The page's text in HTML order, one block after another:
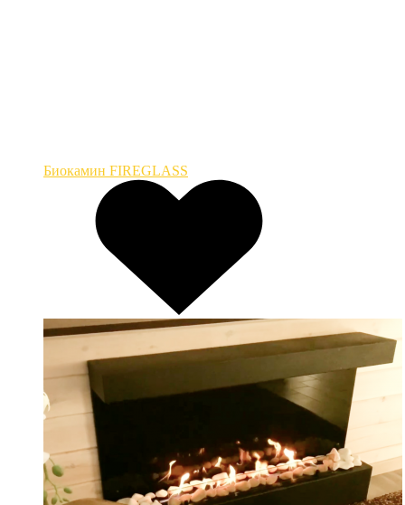
Биокамин FIREGLASS